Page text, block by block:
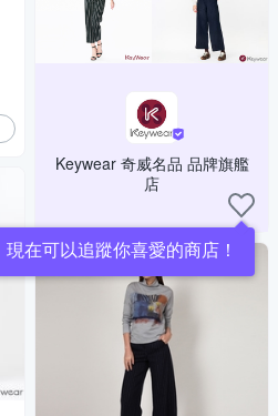
Keywear 奇威名品 品牌旗艦
店
現在可以追蹤你喜愛的商店！